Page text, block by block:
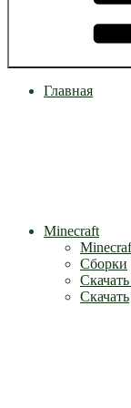
Главная
Minecraft
Сборки
Скачать